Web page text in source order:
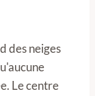
des neiges
Le centre